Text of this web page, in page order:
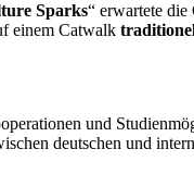
Sparks“ erwartete die
einem Catwalk
und
deutschen und